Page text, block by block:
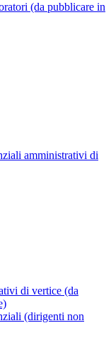
(da pubblicare in
amministrativi di
di vertice (da
(dirigenti non